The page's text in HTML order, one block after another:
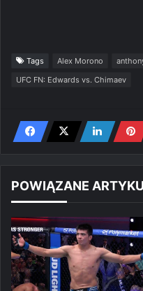
Tags Alex Morono
UFC FN: Edwards vs. Chimaev
POWIĄZANE